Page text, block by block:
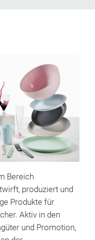
Bereich
produziert und
Produkte für
Aktiv in den
und Promotion,